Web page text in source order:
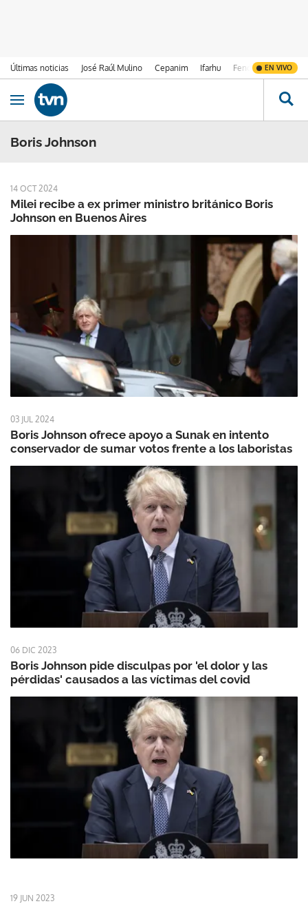
Últimas noticias José Raúl Mulino Cepanim Ifarhu Fenómeno de El
EN VIVO
Ir al contenido
Obrir navegació
Boris Johnson
14 OCT 2024
Milei recibe a ex primer ministro británico Boris
Johnson en Buenos Aires
03 JUL 2024
Boris Johnson ofrece apoyo a Sunak en intento
conservador de sumar votos frente a los laboristas
06 DIC 2023
Boris Johnson pide disculpas por 'el dolor y las
pérdidas' causados a las víctimas del covid
19 JUN 2023